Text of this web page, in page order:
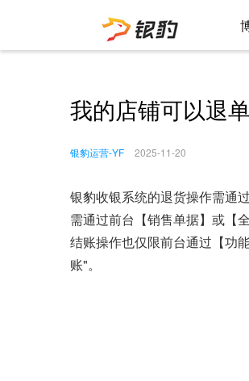
我的店铺可以退
银豹运营-YF 2025-11-20
银豹收银系统的退货操作需通
需通过前台【销售单据】或【
结账操作也仅限前台通过【功
账"。